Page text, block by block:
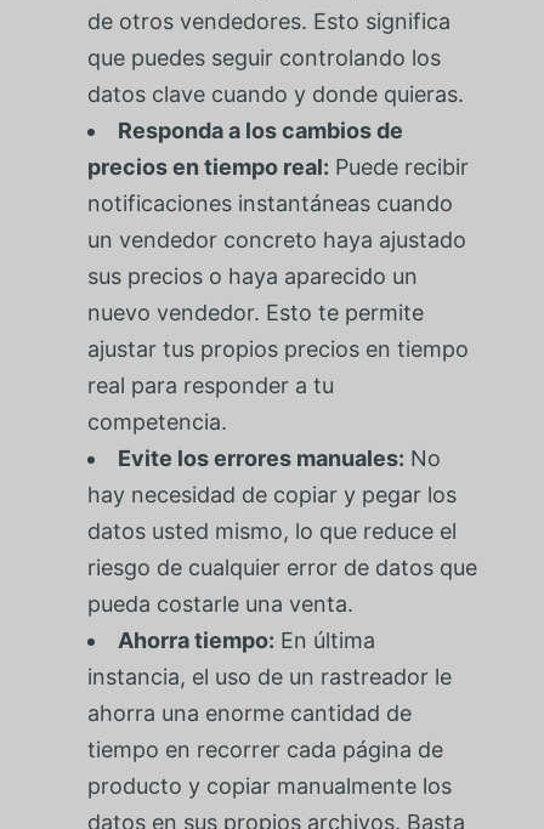
de otros vendedores. Esto significa
que puedes seguir controlando los
datos clave cuando y donde quieras.
Responda a los cambios de
precios en tiempo real: Puede recibir
notificaciones instantáneas cuando
un vendedor concreto haya ajustado
sus precios o haya aparecido un
nuevo vendedor. Esto te permite
ajustar tus propios precios en tiempo
real para responder a tu
competencia.
Evite los errores manuales: No
hay necesidad de copiar y pegar los
datos usted mismo, lo que reduce el
riesgo de cualquier error de datos que
pueda costarle una venta.
Ahorra tiempo: En última
instancia, el uso de un rastreador le
ahorra una enorme cantidad de
tiempo en recorrer cada página de
producto y copiar manualmente los
datos en sus propios archivos. Basta